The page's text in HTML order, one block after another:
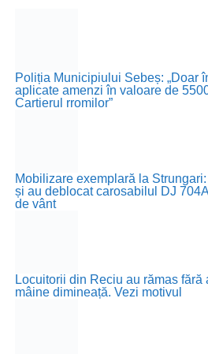
Poliția Municipiului Sebeș: „Doar
aplicate amenzi în valoare de
Cartierul rromilor”
Mobilizare exemplară la
și au deblocat carosabilul DJ
de vânt
Locuitorii din Reciu au rămas fără
mâine dimineață. Vezi motivul